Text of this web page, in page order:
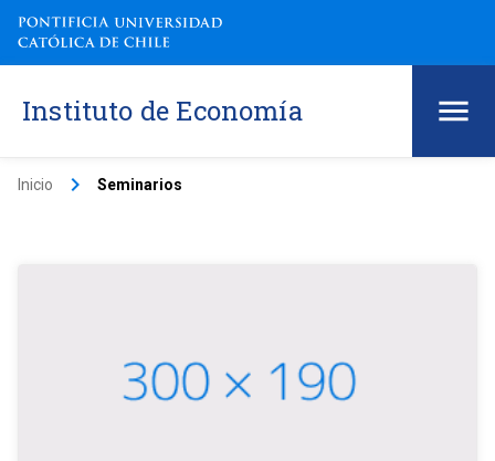
Instituto de Economía
Inicio keyboard_arrow_right Seminarios